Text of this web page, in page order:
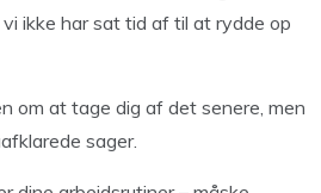
ikke har sat tid af til at rydde op
om at tage dig af det senere, men
sager.